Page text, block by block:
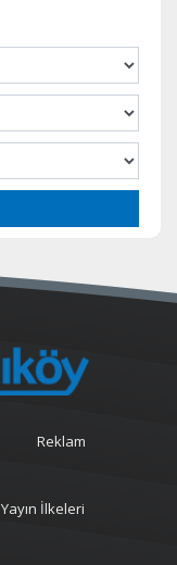
Reklam
Yayın İlkeleri